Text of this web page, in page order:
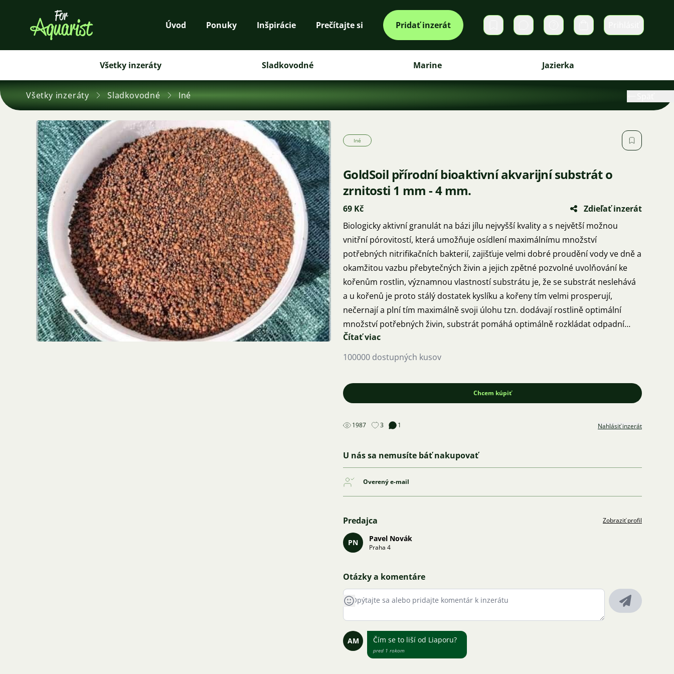
Úvod Ponuky Inšpirácie Prečítajte si Pridať inzerát Súkromné správy Košík
Všetky inzeráty Sladkovodné Marine Jazierka
Všetky inzeráty Sladkovodné Iné
Iné
GoldSoil přírodní bioaktivní akvarijní substrát o
zrnitosti 1 mm - 4 mm.
69 Kč
Zdieľať inzerát
Biologicky aktivní granulát na bázi jílu nejvyšší kvality a s největší možnou
vnitřní pórovitostí, která umožňuje osídlení maximálnímu množství
potřebných nitrifikačních bakterií, zajišťuje velmi dobré proudění vody ve dně a
okamžitou vazbu přebytečných živin a jejich zpětné pozvolné uvolňování ke
kořenům rostlin, významnou vlastností substrátu je, že se substrát neslehává
a u kořenů je proto stálý dostatek kyslíku a kořeny tím velmi prosperují,
nečernají a plní tím maximálně svoji úlohu tzn. dodávají rostlině optimální
množství potřebných živin, substrát pomáhá optimálně rozkládat odpadní
látky vznikající v akváriu od krmení a od rybek, které zatěžují vodu a přispívají k
nárůstu řas a sinic.Cena : 69 Kč / 1 litr. Balení: 1 l, 5 l, 10 l, 25 l, 50 l. Osobní
Čítať viac
100000 dostupných kusov
Chcem kúpiť
1987 3 1 Nahlásiť inzerát
U nás sa nemusíte báť nakupovať
Overený e-mail
Predajca Zobraziť profil
PN Pavel Novák
Praha 4
Otázky a komentáre
AM Čím se to liší od Liaporu?
pred 1 rokom